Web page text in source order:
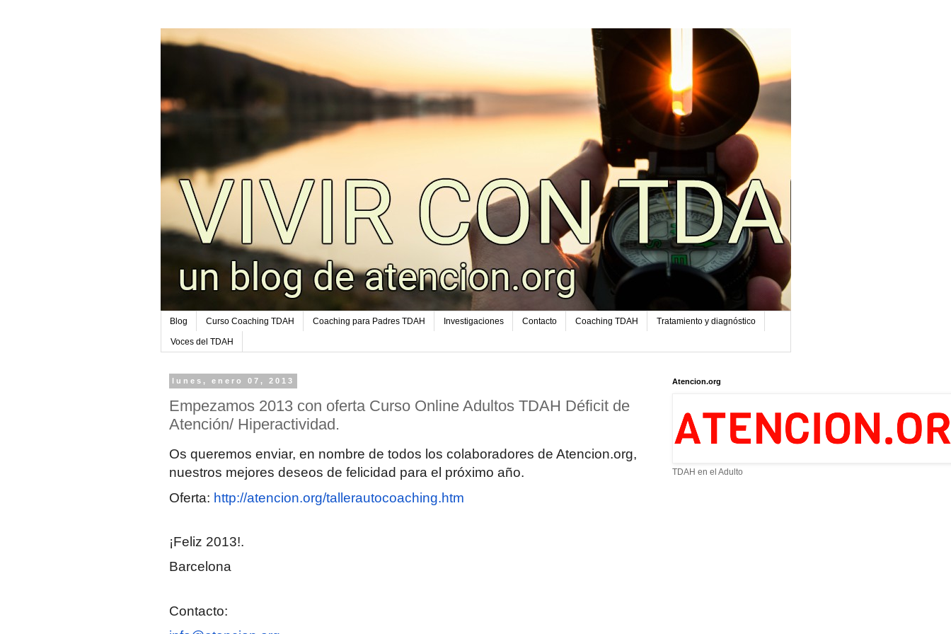
Blog Curso Coaching TDAH Coaching para Padres TDAH Investigaciones Contacto Coaching TDAH Tratamiento y diagnóstico
Voces del TDAH
lunes, enero 07, 2013
Empezamos 2013 con oferta Curso Online Adultos TDAH Déficit de
Atención/ Hiperactividad.
Os queremos enviar, en nombre de todos los colaboradores de Atencion.org,
nuestros mejores deseos de felicidad para el próximo año.
Oferta: http://atencion.org/tallerautocoaching.htm
¡Feliz 2013!.
Barcelona
Contacto:
Atencion.org
TDAH en el Adulto